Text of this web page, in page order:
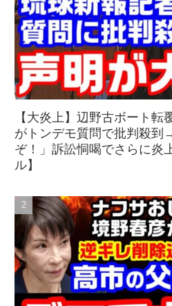
【大炎上】辺野古ボート転
がトンデモ質問で批判殺到
ぞ！」訴訟恫喝でさらに炎
ル】